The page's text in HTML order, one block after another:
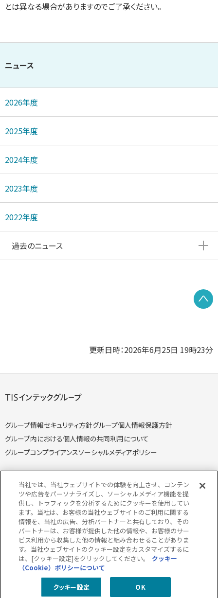
とは異なる場合がありますのでご了承ください。
ニュース
2026年度
2025年度
2024年度
2023年度
2022年度
過去のニュース
更新日時：2026年6月25日 19時23分
グループ情報セキュリティ方針グループ個人情報保護方針
グループ内における個人情報の共同利用について
グループコンプライアンスソーシャルメディアポリシー
個人情報保護方針個人情報の取り扱いについて
クッキー（Cookie）ポリシー情報セキュリティ方針
特定個人情報取り扱い方針特定個人情報の取り扱いについて
当サイトのご利用にあたってサイトマップ
当社では、当社ウェブサイトでの体験を向上させ、コンテン
ツや広告をパーソナライズし、ソーシャルメディア機能を提
供し、トラフィックを分析するためにクッキーを使用してい
ます。当社は、お客様の当社ウェブサイトのご利用に関する
情報を、当社の広告、分析パートナーと共有しており、その
パートナーは、お客様が提供した他の情報や、お客様のサー
ビス利用から収集した他の情報と組み合わせることがありま
す。当社ウェブサイトのクッキー設定をカスタマイズするに
は、[クッキー設定]をクリックしてください。
クッキー
（Cookie）ポリシーについて
クッキー設定 OK